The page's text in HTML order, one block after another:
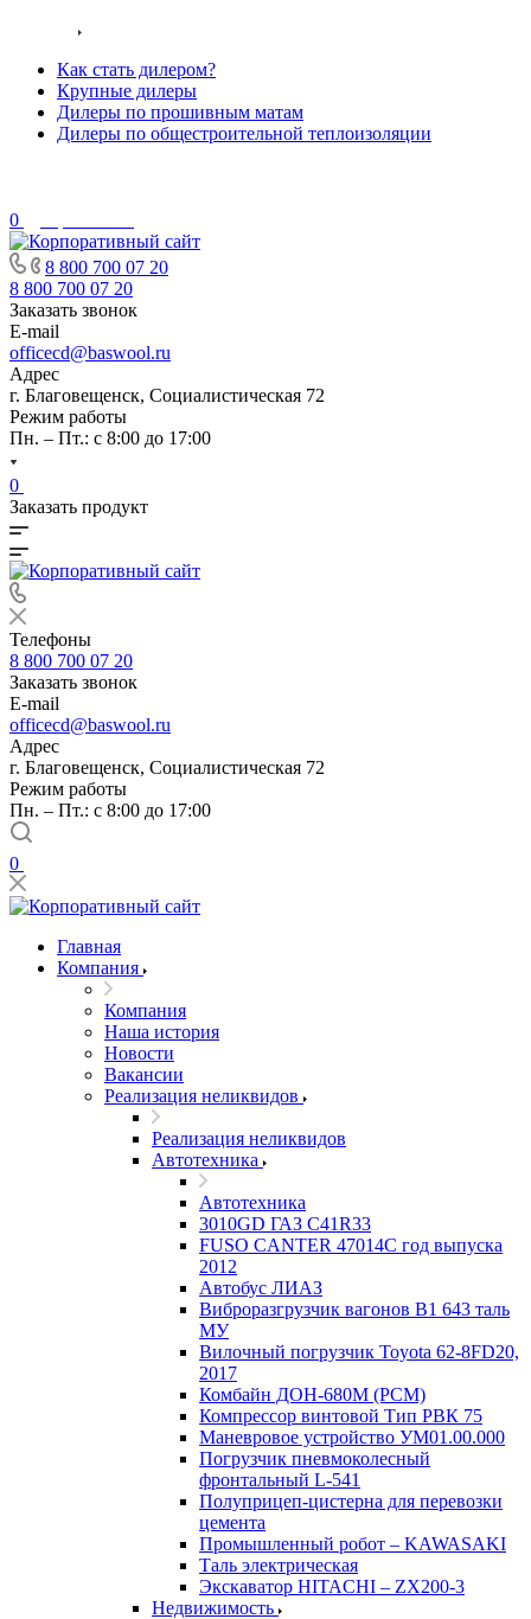
Как стать дилером?
Крупные дилеры
Дилеры по прошивным матам
Дилеры по общестроительной теплоизоляции
0
8 800 700 07 20
8 800 700 07 20
Заказать звонок
E-mail
officecd@baswool.ru
Адрес
г. Благовещенск, Социалистическая 72
Режим работы
Пн. – Пт.: с 8:00 до 17:00
0
Заказать продукт
Телефоны
8 800 700 07 20
Заказать звонок
E-mail
officecd@baswool.ru
Адрес
г. Благовещенск, Социалистическая 72
Режим работы
Пн. – Пт.: с 8:00 до 17:00
0
Главная
Компания
Компания
Наша история
Новости
Вакансии
Реализация неликвидов
Реализация неликвидов
Автотехника
Автотехника
3010GD ГАЗ С41R33
FUSO CANTER 47014C год выпуска
2012
Автобус ЛИАЗ
Виброразгрузчик вагонов В1 643 таль
МУ
Вилочный погрузчик Toyota 62-8FD20,
2017
Комбайн ДОН-680М (РСМ)
Компрессор винтовой Тип РВК 75
Маневровое устройство УМ01.00.000
Погрузчик пневмоколесный
фронтальный L-541
Полуприцеп-цистерна для перевозки
цемента
Промышленный робот – KAWASAKI
Таль электрическая
Экскаватор HITACHI – ZX200-3
Недвижимость